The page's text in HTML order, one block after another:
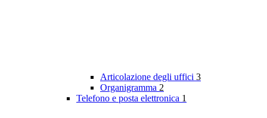
Articolazione degli uffici 3
Organigramma 2
Telefono e posta elettronica 1